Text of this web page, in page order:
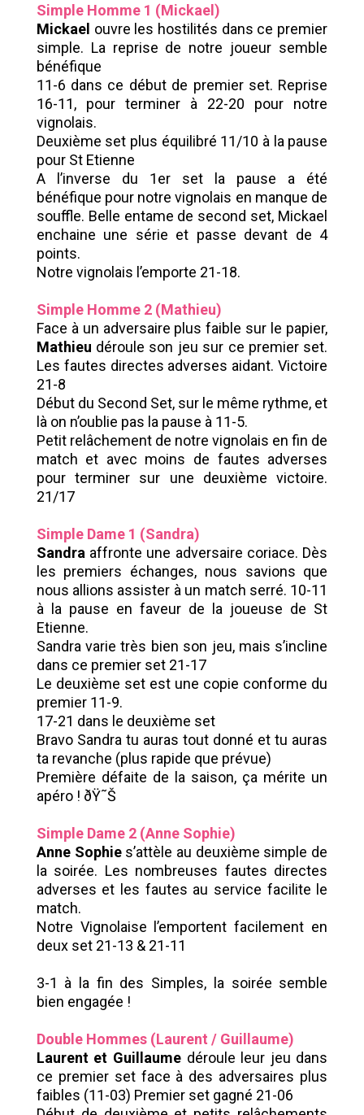
Simple Homme 1 (Mickael)
Mickael ouvre les hostilités dans ce premier
simple. La reprise de notre joueur semble
bénéfique
11-6 dans ce début de premier set. Reprise
16-11, pour terminer à 22-20 pour notre
vignolais.
Deuxième set plus équilibré 11/10 à la pause
pour St Etienne
A l’inverse du 1er set la pause a été
bénéfique pour notre vignolais en manque de
souffle. Belle entame de second set, Mickael
enchaine une série et passe devant de 4
points.
Notre vignolais l’emporte 21-18.
Simple Homme 2 (Mathieu)
Face à un adversaire plus faible sur le papier,
Mathieu déroule son jeu sur ce premier set.
Les fautes directes adverses aidant. Victoire
21-8
Début du Second Set, sur le même rythme, et
là on n’oublie pas la pause à 11-5.
Petit relâchement de notre vignolais en fin de
match et avec moins de fautes adverses
pour terminer sur une deuxième victoire.
21/17
Simple Dame 1 (Sandra)
Sandra affronte une adversaire coriace. Dès
les premiers échanges, nous savions que
nous allions assister à un match serré. 10-11
à la pause en faveur de la joueuse de St
Etienne.
Sandra varie très bien son jeu, mais s’incline
dans ce premier set 21-17
Le deuxième set est une copie conforme du
premier 11-9.
17-21 dans le deuxième set
Bravo Sandra tu auras tout donné et tu auras
ta revanche (plus rapide que prévue)
Première défaite de la saison, ça mérite un
apéro ! ðŸ˜Š
Simple Dame 2 (Anne Sophie)
Anne Sophies’attèle au deuxième simple de
la soirée. Les nombreuses fautes directes
adverses et les fautes au service facilite le
match.
Notre Vignolaise l’emportent facilement en
deux set 21-13 & 21-11
3-1 à la fin des Simples, la soirée semble
bien engagée !
Double Hommes (Laurent / Guillaume)
Laurent et Guillaumedéroule leur jeu dans
ce premier set face à des adversaires plus
faibles (11-03) Premier set gagné 21-06